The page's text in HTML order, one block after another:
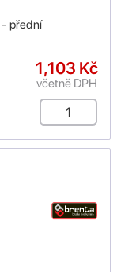
přední
1,103 Kč
včetně DPH